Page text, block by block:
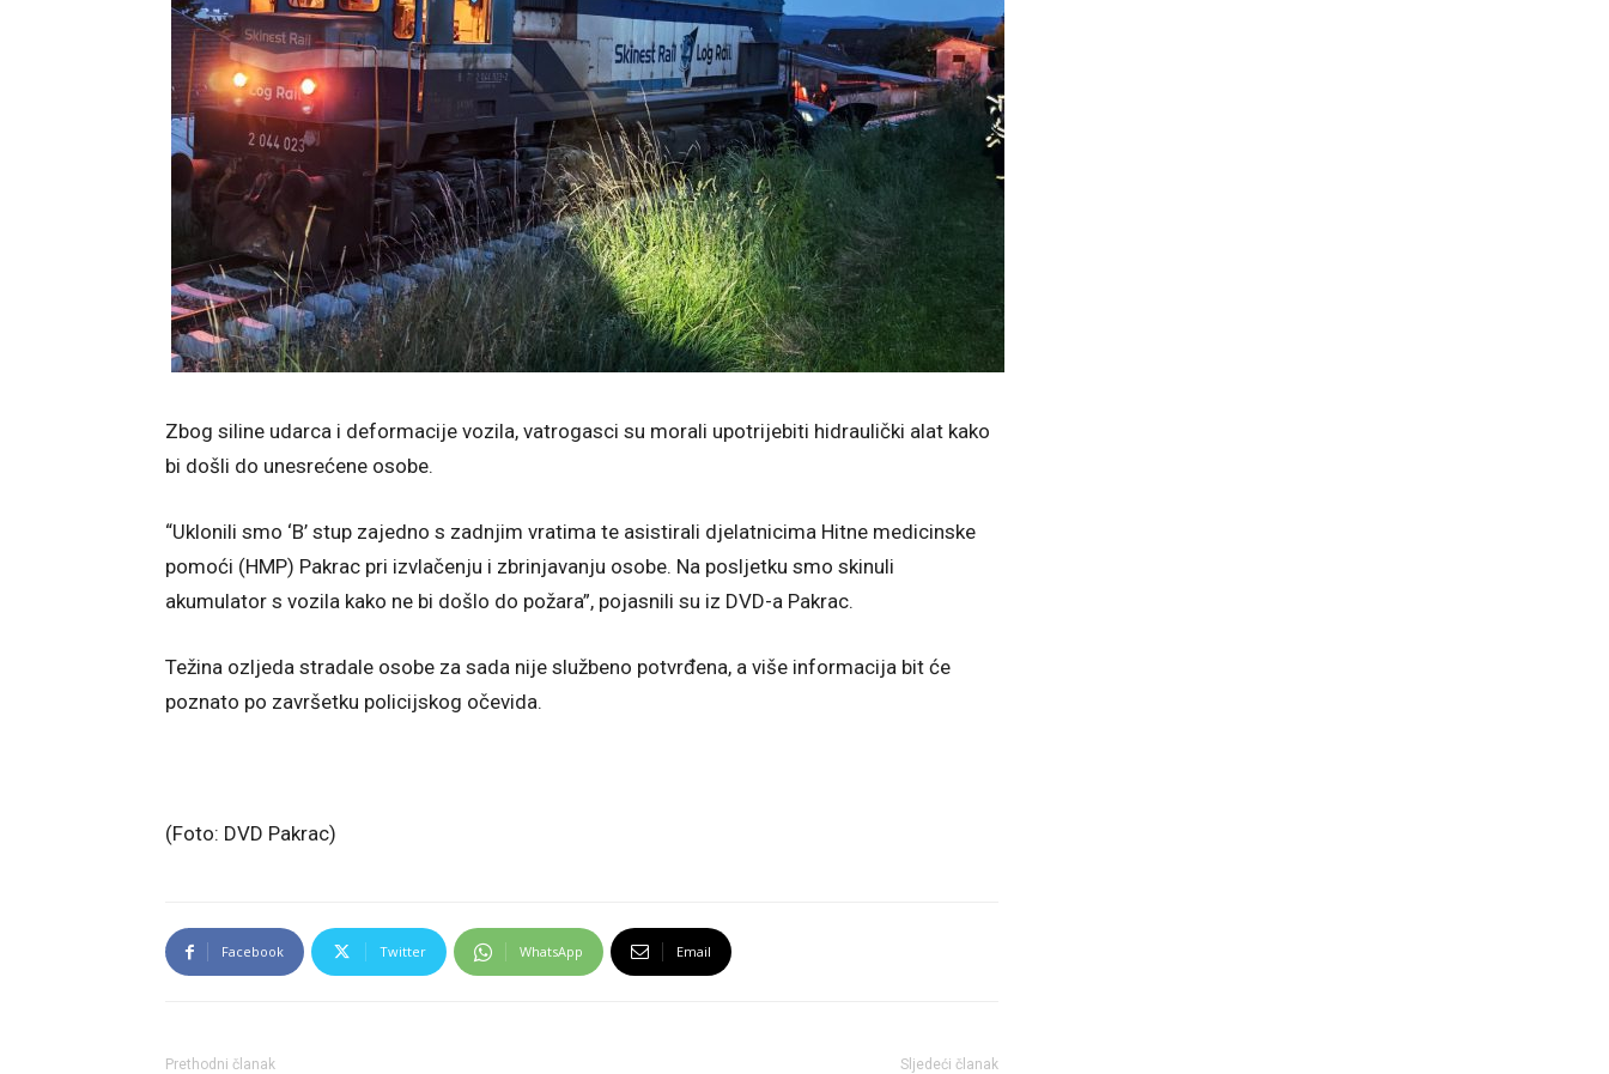
Zbog siline udarca i deformacije vozila, vatrogasci su morali upotrijebiti hidraulički alat kako
bi došli do unesrećene osobe.
“Uklonili smo ‘B’ stup zajedno s zadnjim vratima te asistirali djelatnicima Hitne medicinske
pomoći (HMP) Pakrac pri izvlačenju i zbrinjavanju osobe. Na posljetku smo skinuli
akumulator s vozila kako ne bi došlo do požara”, pojasnili su iz DVD-a Pakrac.
Težina ozljeda stradale osobe za sada nije službeno potvrđena, a više informacija bit će
poznato po završetku policijskog očevida.
(Foto: DVD Pakrac)
Facebook Twitter WhatsApp Email
Prethodni članak Sljedeći članak